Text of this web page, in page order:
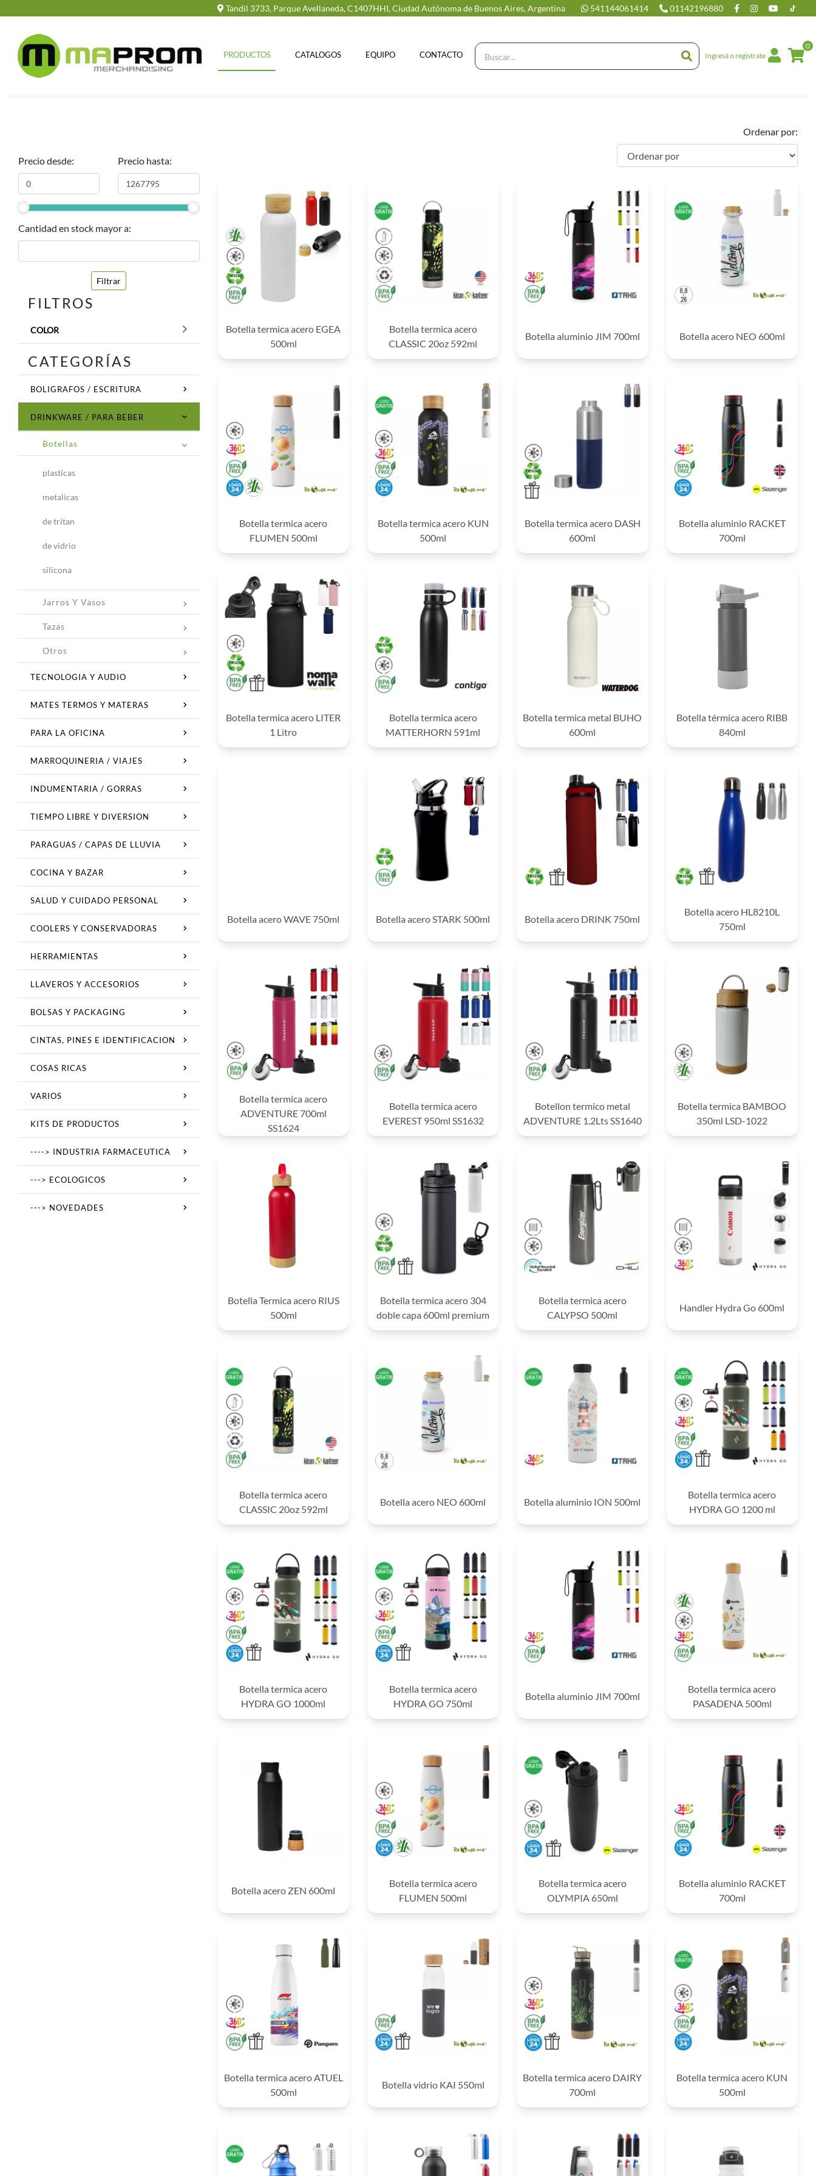
Tandil 3733, Parque Avellaneda, C1407HHI, Ciudad Autónoma de Buenos Aires, Argentina 541144061414 01142196880
PRODUCTOS CATALOGOS EQUIPO CONTACTO Ingresá o registrate
0
Precio desde: Precio hasta:
Cantidad en stock mayor a:
Filtrar
FILTROS
COLOR
CATEGORÍAS
BOLIGRAFOS / ESCRITURA
DRINKWARE / PARA BEBER
Botellas
plasticas
metalicas
de tritan
de vidrio
silicona
Jarros Y Vasos
Tazas
Otros
TECNOLOGIA Y AUDIO
MATES TERMOS Y MATERAS
PARA LA OFICINA
MARROQUINERIA / VIAJES
INDUMENTARIA / GORRAS
TIEMPO LIBRE Y DIVERSION
PARAGUAS / CAPAS DE LLUVIA
COCINA Y BAZAR
SALUD Y CUIDADO PERSONAL
COOLERS Y CONSERVADORAS
HERRAMIENTAS
LLAVEROS Y ACCESORIOS
BOLSAS Y PACKAGING
CINTAS, PINES E IDENTIFICACION
COSAS RICAS
VARIOS
KITS DE PRODUCTOS
----> INDUSTRIA FARMACEUTICA
---> ECOLOGICOS
---> NOVEDADES
Ordenar por:
Botella termica acero EGEA
500ml
Botella termica acero
CLASSIC 20oz 592ml
Botella aluminio JIM 700ml Botella acero NEO 600ml
Botella termica acero
FLUMEN 500ml
Botella termica acero KUN
500ml
Botella termica acero DASH
600ml
Botella aluminio RACKET
700ml
Botella termica acero LITER
1 Litro
Botella termica acero
MATTERHORN 591ml
Botella termica metal BUHO
600ml
Botella térmica acero RIBB
840ml
Botella acero WAVE 750ml Botella acero STARK 500ml Botella acero DRINK 750ml
Botella acero HL8210L
750ml
Botella termica acero
ADVENTURE 700ml
SS1624
Botella termica acero
EVEREST 950ml SS1632
Botellon termico metal
ADVENTURE 1.2Lts SS1640
Botella termica BAMBOO
350ml LSD-1022
Botella Termica acero RIUS
500ml
Botella termica acero 304
doble capa 600ml premium
Botella termica acero
CALYPSO 500ml
Handler Hydra Go 600ml
Botella termica acero
CLASSIC 20oz 592ml
Botella acero NEO 600ml Botella aluminio ION 500ml
Botella termica acero
HYDRA GO 1200 ml
Botella termica acero
HYDRA GO 1000ml
Botella termica acero
HYDRA GO 750ml
Botella aluminio JIM 700ml
Botella termica acero
PASADENA 500ml
Botella acero ZEN 600ml
Botella termica acero
FLUMEN 500ml
Botella termica acero
OLYMPIA 650ml
Botella aluminio RACKET
700ml
Botella termica acero ATUEL
500ml
Botella vidrio KAI 550ml
Botella termica acero DAIRY
700ml
Botella termica acero KUN
500ml